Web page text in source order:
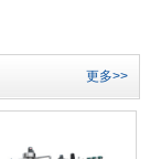
更多>>